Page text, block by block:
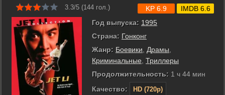
3.3/5 (144 гол.)
Год выпуска: 1995
Страна: Гонконг
Жанр: Боевики Драмы
Криминальные Триллеры
Продолжительность: 1 ч 44 мин
Качество:
HD (720p)
KP 6.9 IMDB 6.6